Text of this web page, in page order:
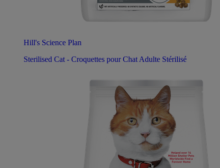
Hill's Science Plan
Sterilised Cat - Croquettes pour Chat Adulte Stérilisé